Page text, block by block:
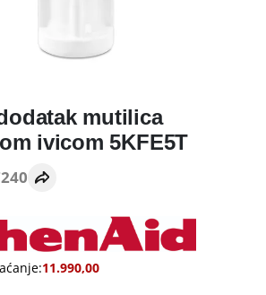
mutilica
ivicom 5KFE5T
11.990,00